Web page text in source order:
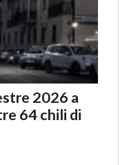
2026 a
64 chili di